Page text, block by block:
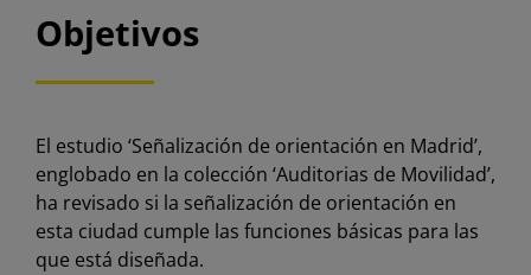
Objetivos
El estudio ‘Señalización de orientación en Madrid’,
englobado en la colección ‘Auditorias de Movilidad’,
ha revisado si la señalización de orientación en
esta ciudad cumple las funciones básicas para las
que está diseñada.